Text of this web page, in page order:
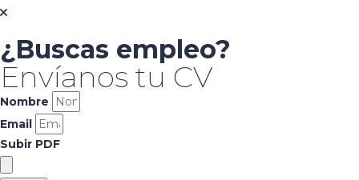
¿Buscas empleo?
Envíanos tu CV
Nombre
Email
Subir PDF